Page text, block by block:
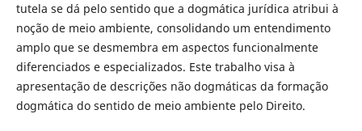
tutela se dá pelo sentido que a dogmática jurídica atribui à
noção de meio ambiente, consolidando um entendimento
amplo que se desmembra em aspectos funcionalmente
diferenciados e especializados. Este trabalho visa à
apresentação de descrições não dogmáticas da formação
dogmática do sentido de meio ambiente pelo Direito.